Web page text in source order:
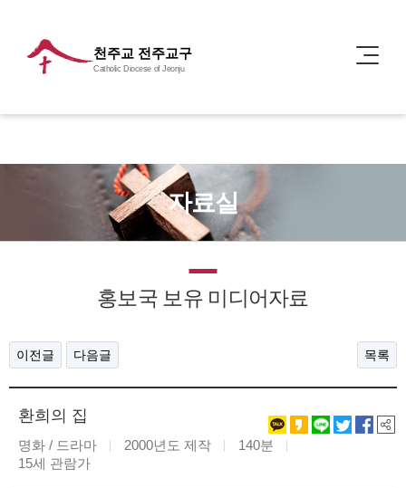
천주교 전주교구
Catholic Diocese of Jeonju
자료실
홍보국 보유 미디어자료
이전글 다음글 목록
환희의 집
명화 / 드라마 2000년도 제작
140분
15세 관람가